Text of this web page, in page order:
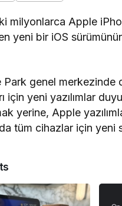
milyonlarca Apple
yeni bir iOS
genel merkezinde
için yeni yazılımlar
yerine, Apple
tüm cihazlar için yeni